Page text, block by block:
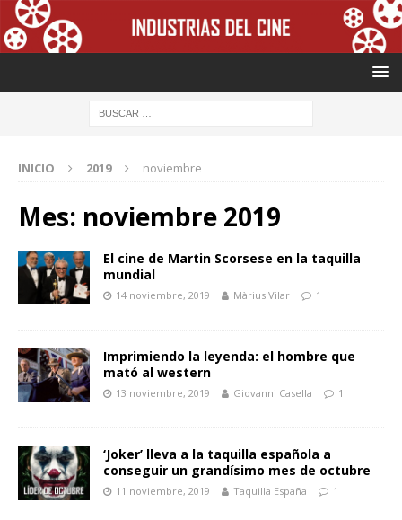
INICIO 2019 noviembre
Mes: noviembre 2019
El cine de Martin Scorsese en la taquilla
mundial
14 noviembre, 2019 Màrius Vilar 1
Imprimiendo la leyenda: el hombre que
mató al western
13 noviembre, 2019 Giovanni Casella 1
‘Joker’ lleva a la taquilla española a
conseguir un grandísimo mes de octubre
11 noviembre, 2019 Taquilla España 1